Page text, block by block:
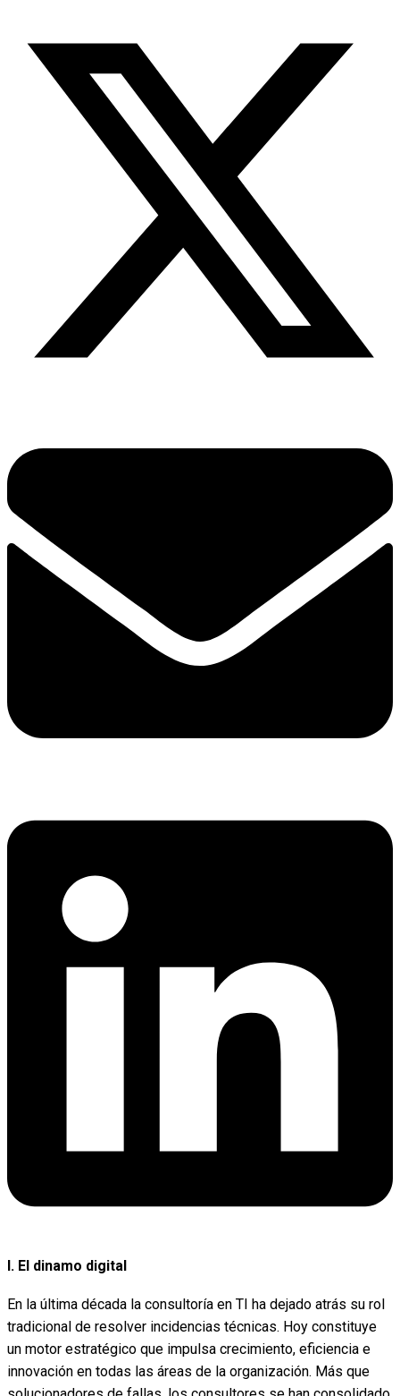
I. El dinamo digital
En la última década la consultoría en TI ha dejado atrás su rol
tradicional de resolver incidencias técnicas. Hoy constituye
un motor estratégico que impulsa crecimiento, eficiencia e
innovación en todas las áreas de la organización. Más que